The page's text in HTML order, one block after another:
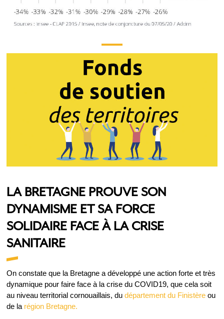
LA BRETAGNE PROUVE SON
DYNAMISME ET SA FORCE
SOLIDAIRE FACE À LA CRISE
SANITAIRE
On constate que la Bretagne a développé une action forte et très
dynamique pour faire face à la crise du COVID19, que cela soit
au niveau territorial cornouaillais, du département du Finistèreou
de la région Bretagne.